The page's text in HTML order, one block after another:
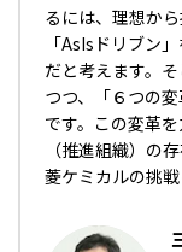
るには、理想か
「AsIsドリブン
だと考えます。
つつ、「６つの
です。この変革
（推進組織）の
菱ケミカルの挑戦